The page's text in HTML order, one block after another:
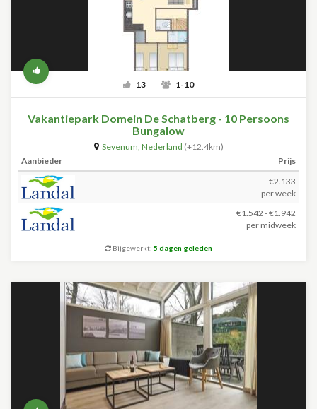
13 1-10
Vakantiepark Domein De Schatberg - 10 Persoons
Bungalow
Sevenum, Nederland (+12.4km)
Aanbieder
Prijs
€2.133
per week
€1.542 - €1.942
per midweek
Bijgewerkt: 5 dagen geleden